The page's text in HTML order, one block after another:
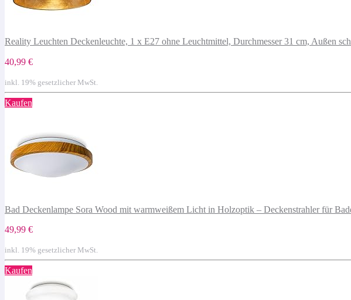
Reality Leuchten Deckenleuchte, 1 x E27 ohne Leuchtmittel, Durchmesser 31 cm, Außen
40,99 €
inkl. 19% gesetzlicher MwSt.
Kaufen
Bad Deckenlampe Sora Wood mit warmweißem Licht in Holzoptik – Deckenstrahler für
49,99 €
inkl. 19% gesetzlicher MwSt.
Kaufen